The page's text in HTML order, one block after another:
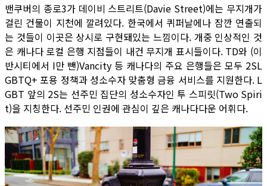
밴쿠버의 종로3가 데이비 스트리트(Davie Street)에는 무지개가
걸린 건물이 지천에 깔려있다. 한국에서 퀴퍼날에나 잠깐 연출되
는 것들이 이곳은 상시로 구현돼있는 느낌이다. 개중 인상적인 것
은 캐나다 로컬 은행 지점들이 내건 무지개 표시들이다. TD와 (이
반시티에서 I만 뺀)Vancity 등 캐나다의 주요 은행들은 모두 2SL
GBTQ+ 포용 정책과 성소수자 맞춤형 금융 서비스를 지원한다. L
GBT 앞의 2S는 선주민 집단의 성소수자인 투 스피릿(Two Spiri
t)을 지칭한다. 선주민 인권에 관심이 깊은 캐나다다운 어휘다.